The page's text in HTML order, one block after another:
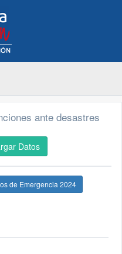
ante desastres
Datos
de Emergencia 2024